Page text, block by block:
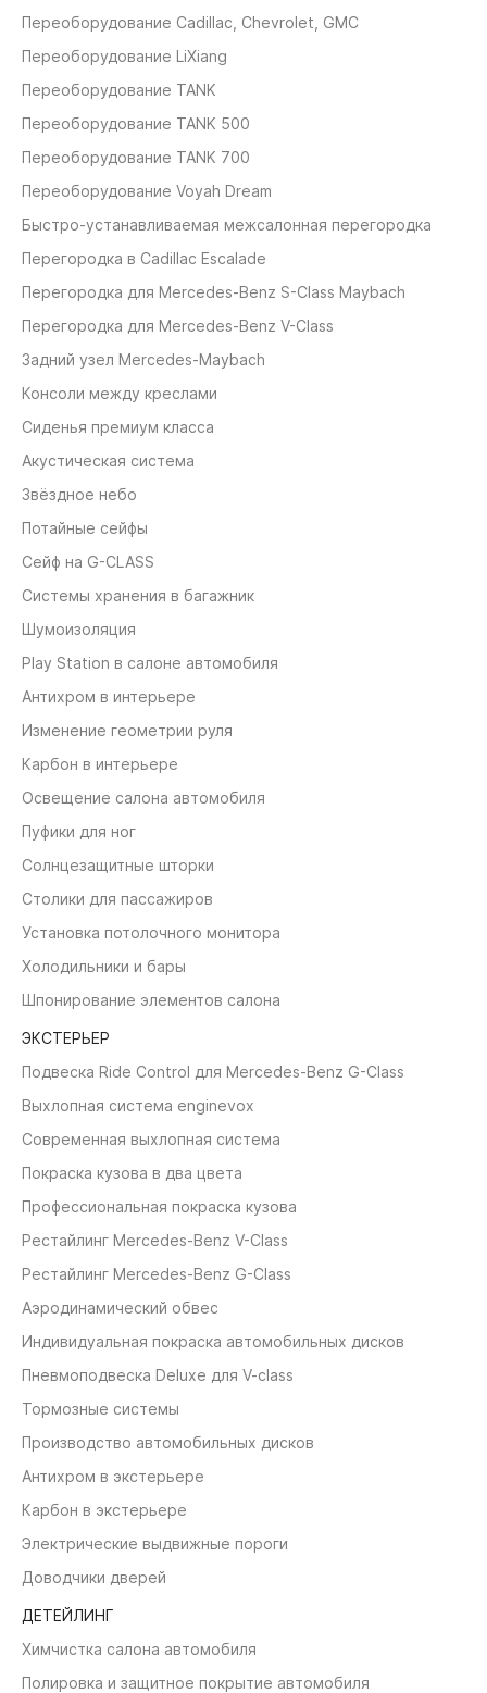
Переоборудование Cadillaс, Chevrolet, GMC
Переоборудование LiXiang
Переоборудование TANK
Переоборудование TANK 500
Переоборудование TANK 700
Переоборудование Voyah Dream
Быстро-устанавливаемая межсалонная перегородка
Перегородка в Cadillac Escalade
Перегородка для Mercedes-Benz S-Class Maybach
Перегородка для Mercedes-Benz V-Class
Задний узел Mercedes-Maybach
Консоли между креслами
Сиденья премиум класса
Акустическая система
Звёздное небо
Потайные сейфы
Сейф на G-CLASS
Системы хранения в багажник
Шумоизоляция
Play Station в салоне автомобиля
Антихром в интерьере
Изменение геометрии руля
Карбон в интерьере
Освещение салона автомобиля
Пуфики для ног
Солнцезащитные шторки
Столики для пассажиров
Установка потолочного монитора
Холодильники и бары
Шпонирование элементов салона
ЭКСТЕРЬЕР
Подвеска Ride Control для Mercedes-Benz G-Class
Выхлопная система enginevox
Современная выхлопная система
Покраска кузова в два цвета
Профессиональная покраска кузова
Рестайлинг Mercedes-Benz V-Class
Рестайлинг Mercedes-Benz G-Class
Аэродинамический обвес
Индивидуальная покраска автомобильных дисков
Пневмоподвеска Deluxe для V-class
Тормозные системы
Производство автомобильных дисков
Антихром в экстерьере
Карбон в экстерьере
Электрические выдвижные пороги
Доводчики дверей
ДЕТЕЙЛИНГ
Химчистка салона автомобиля
Полировка и защитное покрытие автомобиля